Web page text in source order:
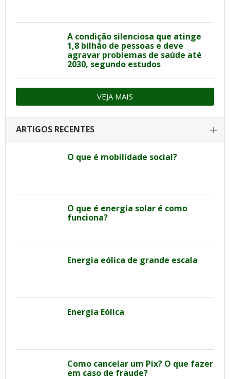
A condição silenciosa que atinge
1,8 bilhão de pessoas e deve
agravar problemas de saúde até
2030, segundo estudos
VEJA MAIS
ARTIGOS RECENTES
O que é mobilidade social?
O que é energia solar é como
funciona?
Energia eólica de grande escala
Energia Eólica
Como cancelar um Pix? O que fazer
em caso de fraude?